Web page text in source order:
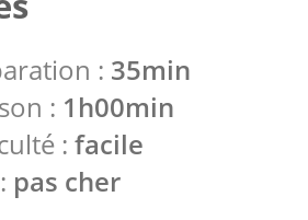
: 35min
: 1h00min
: facile
pas cher